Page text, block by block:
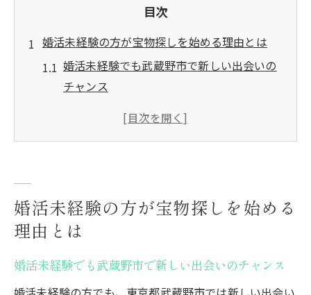
目次
婚活未経験の方が宝物探しを始める理由とは
婚活未経験でも武蔵野市で新しい出会いの
チャンス
宝物探し感覚が婚活未経験に与える前向き
婚活未経験の女性が武蔵野市で得られる安
心感
宝物探しで広がる婚活未経験者の可能性と
魅力
宝物探しの気分で楽しむ武蔵野市の婚活入門
婚活未経験の方が宝物探しを始める
理由とは
婚活未経験でも武蔵野市で新しい出会いのチャンス